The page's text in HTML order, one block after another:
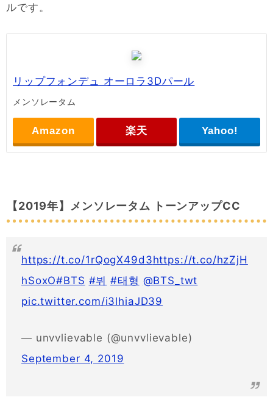
ルです。
リップフォンデュ オーロラ3Dパール
メンソレータム
Amazon 楽天 Yahoo!
【2019年】メンソレータム トーンアップCC
https://t.co/1rQogX49d3https://t.co/hzZjH
hSoxO#BTS #뷔 #태형 @BTS_twt
pic.twitter.com/i3lhiaJD39
— unvvlievable (@unvvlievable)
September 4, 2019